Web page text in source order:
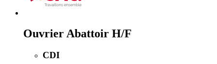
Ouvrier Abattoir H/F
CDI